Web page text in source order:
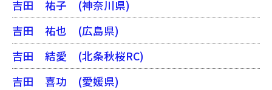
吉田 祐子 (神奈川県)
吉田 祐也 (広島県)
吉田 結愛 (北条秋桜RC)
吉田 喜功 (愛媛県)